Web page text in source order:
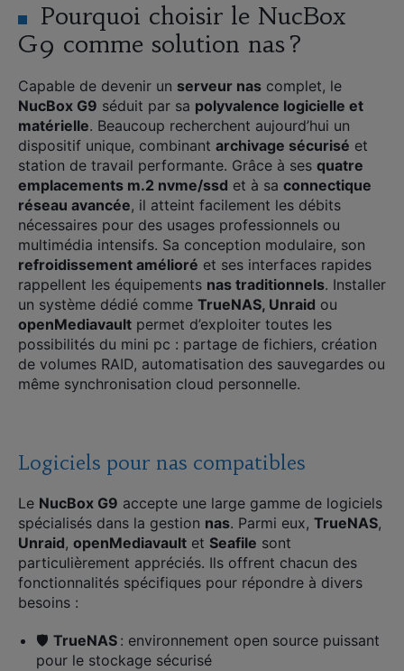
Pourquoi choisir le NucBox
G9 comme solution nas ?
Capable de devenir un serveur nas complet, le
NucBox G9 séduit par sa polyvalence logicielle et
matérielle. Beaucoup recherchent aujourd’hui un
dispositif unique, combinant archivage sécurisé et
station de travail performante. Grâce à ses quatre
emplacements m.2 nvme/ssd et à sa connectique
réseau avancée, il atteint facilement les débits
nécessaires pour des usages professionnels ou
multimédia intensifs. Sa conception modulaire, son
refroidissement amélioré et ses interfaces rapides
rappellent les équipements nas traditionnels. Installer
un système dédié comme TrueNAS, Unraid ou
openMediavault permet d’exploiter toutes les
possibilités du mini pc : partage de fichiers, création
de volumes RAID, automatisation des sauvegardes ou
même synchronisation cloud personnelle.
Logiciels pour nas compatibles
Le NucBox G9 accepte une large gamme de logiciels
spécialisés dans la gestion nas. Parmi eux, TrueNAS,
Unraid, openMediavault et Seafile sont
particulièrement appréciés. Ils offrent chacun des
fonctionnalités spécifiques pour répondre à divers
besoins :
🛡️ TrueNAS : environnement open source puissant
pour le stockage sécurisé